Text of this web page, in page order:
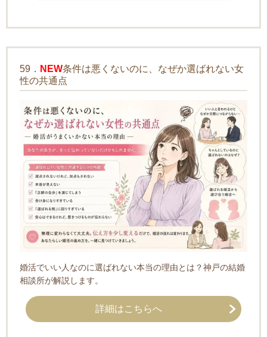
59． NEW条件は悪くないのに、なぜか選ばれない女
性の共通点
婚活でいい人なのに選ばれない本当の理由とは？神戸の結婚
相談所が解説します。
詳細はこちらへ